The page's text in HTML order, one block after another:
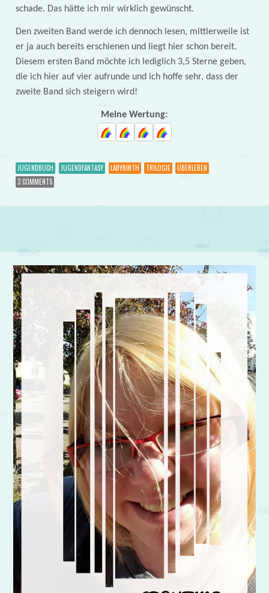
schade. Das hätte ich mir wirklich gewünscht.
Den zweiten Band werde ich dennoch lesen, mittlerweile ist
er ja auch bereits erschienen und liegt hier schon bereit.
Diesem ersten Band möchte ich lediglich 3,5 Sterne geben,
die ich hier auf vier aufrunde und ich hoffe sehr, dass der
zweite Band sich steigern wird!
Meine Wertung:
JUGENDBUCH JUGENDFANTASY LABYRINTH TRILOGIE
ÜBERLEBEN
3 COMMENTS
Post navigation